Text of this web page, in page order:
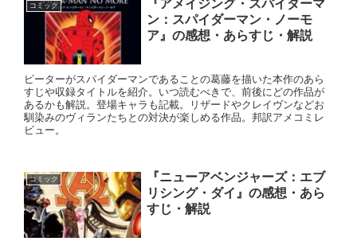
コミック
『アメイジング・スパイダーマ
ン：スパイダーマン・ノーモ
ア』の感想・あらすじ・解説
ピーターがスパイダーマンであることの葛藤を描いた本作のあら
すじや収録タイトルを紹介。いつ読むべきで、前後にどの作品が
あるかも解説。登場キャラも記載。リザードやクレイヴンなどお
馴染みのヴィランたちとの対決が楽しめる作品。邦訳アメコミレ
ビュー。
コミック
『ニューアベンジャーズ：エブ
リシング・ダイ』の感想・あら
すじ・解説